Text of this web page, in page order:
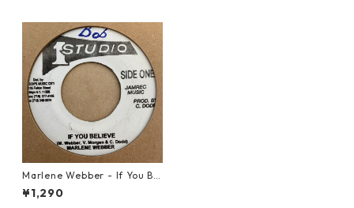
Marlene Webber - If You Bel
ieve【7-21436】
¥1,290